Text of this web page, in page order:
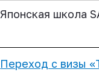
Японская школа
Переход с визы